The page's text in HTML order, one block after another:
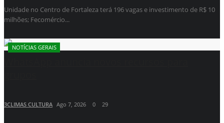
Unidade no Centro de Fortaleza terá 196 vagas e investimento de R$ 10
milhões; Fecomércio...
NOTÍCIAS GERAIS
3CLIMAS CULTURA Ago 7, 2026 0 29